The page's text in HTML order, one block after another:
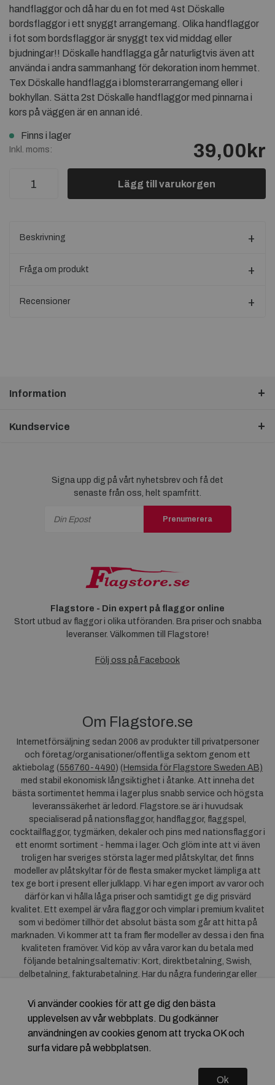
handflaggor och då har du en fot med 4st Döskalle
bordsflaggor i ett snyggt arrangemang. Olika handflaggor
i fot som bordsflaggor är snyggt tex vid middag eller
bjudningar!! Döskalle handflagga går naturligtvis även att
använda i andra sammanhang för dekoration inom hemmet.
Tex Döskalle handflagga i blomsterarrangemang eller i
bokhyllan. Sätta 2st Döskalle handflaggor med pinnarna i
kors på väggen är en annan idé.
Finns i lager
Inkl. moms: 39,00kr
Lägg till varukorgen
Beskrivning
Fråga om produkt
Recensioner
Information
Kundservice
Signa upp dig på vårt nyhetsbrev och få det
senaste från oss, helt spamfritt.
Prenumerera
Flagstore - Din expert på flaggor online
Stort utbud av flaggor i olika utföranden. Bra priser och snabba
leveranser. Välkommen till Flagstore!
Följ oss på Facebook
Om Flagstore.se
Internetförsäljning sedan 2006 av produkter till privatpersoner
och företag/organisationer/offentliga sektorn genom ett
aktiebolag (556760-4490) ( Hemsida för Flagstore Sweden AB)
med stabil ekonomisk långsiktighet i åtanke. Att inneha det
bästa sortimentet hemma i lager plus snabb service och högsta
leveranssäkerhet är ledord. Flagstore.se är i huvudsak
specialiserad på nationsflaggor, handflaggor, flaggspel,
cocktailflaggor, tygmärken, dekaler och pins med nationsflaggor i
ett enormt sortiment - hemma i lager. Och glöm inte att vi även
troligen har sveriges största lager med plåtskyltar, det finns
modeller av plåtskyltar för de flesta smaker mycket lämpliga att
tex ge bort i present eller julklapp. Vi har egen import av varor och
därför kan vi hålla låga priser och samtidigt ge dig prisvärd
kvalitet. Ett exempel är våra flaggor och vimplar i premium kvalitet
som vi bedömer tillhör det absolut bästa som går att hitta på
marknaden. Vi kommer att ta fram fler modeller av dessa i den fina
kvaliteten framöver. Vid köp av våra varor kan du betala med
följande betalningsalternativ: Kort, direktbetalning, Swish,
delbetalning, fakturabetalning. Har du några funderingar eller
dig till oss. För frågor kring Klarna kan duklicka här
Vi använder cookies för att ge dig den bästa
upplevelsen av vår webbplats. Du godkänner
användningen av cookies genom att trycka OK och
surfa vidare på webbplatsen.
Ok